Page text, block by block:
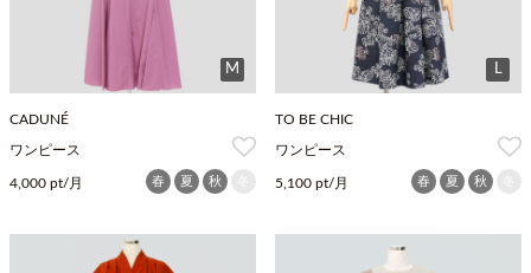
M
CADUNÉ
ワンピース
4,000 pt/月 春 夏 秋
L
TO BE CHIC
ワンピース
5,100 pt/月 春 夏 秋